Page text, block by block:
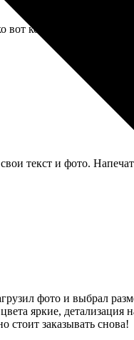
конверты пришлось
текст и фото.
фото и выбрал
яркие,
стоит заказывать снова!